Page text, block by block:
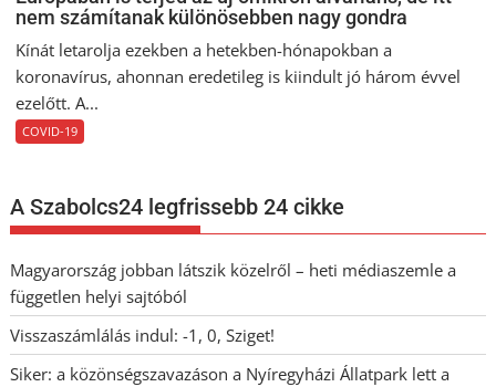
nem számítanak különösebben nagy gondra
Kínát letarolja ezekben a hetekben-hónapokban a
koronavírus, ahonnan eredetileg is kiindult jó három évvel
ezelőtt. A...
COVID-19
A Szabolcs24 legfrissebb 24 cikke
Magyarország jobban látszik közelről – heti médiaszemle a
független helyi sajtóból
Visszaszámlálás indul: -1, 0, Sziget!
Siker: a közönségszavazáson a Nyíregyházi Állatpark lett a